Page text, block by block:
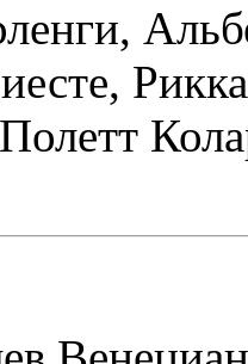
,
,
Полетт